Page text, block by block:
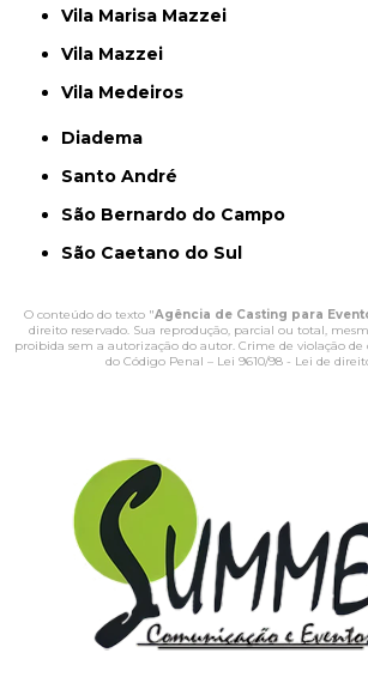
Vila Marisa Mazzei
Vila Mazzei
Vila Medeiros
Diadema
Santo André
São Bernardo do Campo
São Caetano do Sul
O conteúdo do texto "Agência de Casting para
direito reservado. Sua reprodução, parcial ou total,
proibida sem a autorização do autor. Crime de violação
do Código Penal – Lei 9610/98 - Lei de